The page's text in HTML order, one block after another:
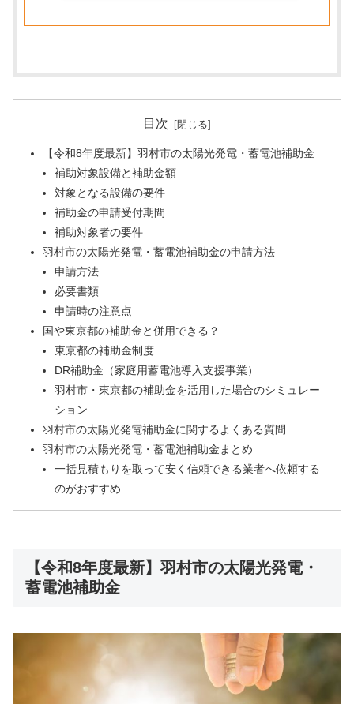
目次
【令和8年度最新】羽村市の太陽光発電・蓄電池補助金
補助対象設備と補助金額
対象となる設備の要件
補助金の申請受付期間
補助対象者の要件
羽村市の太陽光発電・蓄電池補助金の申請方法
申請方法
必要書類
申請時の注意点
国や東京都の補助金と併用できる？
東京都の補助金制度
DR補助金（家庭用蓄電池導入支援事業）
羽村市・東京都の補助金を活用した場合のシミュレー
ション
羽村市の太陽光発電補助金に関するよくある質問
羽村市の太陽光発電・蓄電池補助金まとめ
一括見積もりを取って安く信頼できる業者へ依頼する
のがおすすめ
【令和8年度最新】羽村市の太陽光発電・
蓄電池補助金